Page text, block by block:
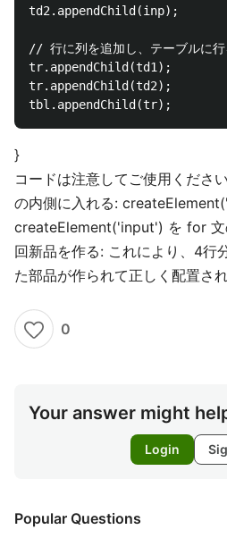
td2.appendChild(inp);
// 行に列を追加し、テーブルに行
tr.appendChild(td1);
tr.appendChild(td2);
}
コードは注意してご使用くださ
の内側に入れる:
createElement('input') を for 文
回新品を作る: これにより、4行
た部品が作られて正しく配置され
0
Your answer might
Login
Popular Questions